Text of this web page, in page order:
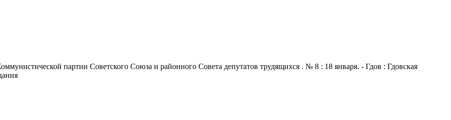
партии Советского Союза и районного Совета депутатов трудящихся . № 8 : 18 января. - Гдов : Гдовская